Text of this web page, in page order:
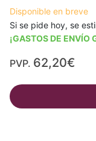
Disponible en breve
Si se pide hoy, se
¡GASTOS DE ENVÍO
PVP. 62,20€